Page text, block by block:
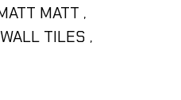
MATT ,
TILES ,